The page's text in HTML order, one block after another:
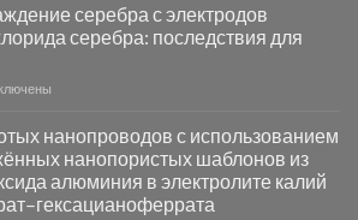
серебра с электродов
серебра: последствия для
нанопроводов с использованием
нанопористых шаблонов из
алюминия в электролите калий